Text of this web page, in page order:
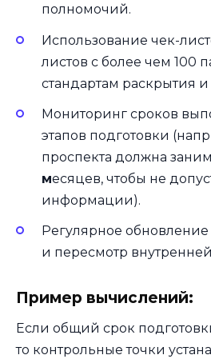
полномочий.
Использование чек-
листов с более чем 100
стандартам раскрытия и
Мониторинг сроков
этапов подготовки
проспекта должна
месяцев, чтобы не
информации).
Регулярное
и пересмотр
Пример вычислений:
Если общий срок
то контрольные точки